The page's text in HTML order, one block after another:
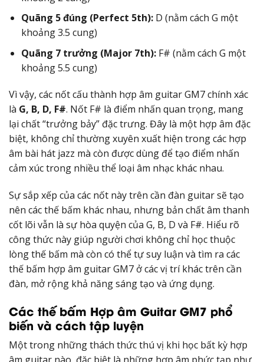
Quãng 5 đúng (Perfect 5th):D (nằm cách G một
khoảng 3.5 cung)
Quãng 7 trưởng (Major 7th):F# (nằm cách G một
khoảng 5.5 cung)
Vì vậy, các nốt cấu thành hợp âm guitar GM7 chính xác
là G, B, D, F#. Nốt F# là điểm nhấn quan trọng, mang
lại chất “trưởng bảy” đặc trưng. Đây là một hợp âm đặc
biệt, không chỉ thường xuyên xuất hiện trong các hợp
âm bài hát jazz mà còn được dùng để tạo điểm nhấn
cảm xúc trong nhiều thể loại âm nhạc khác nhau.
Sự sắp xếp của các nốt này trên cần đàn guitar sẽ tạo
nên các thế bấm khác nhau, nhưng bản chất âm thanh
cốt lõi vẫn là sự hòa quyện của G, B, D và F#. Hiểu rõ
công thức này giúp người chơi không chỉ học thuộc
lòng thế bấm mà còn có thể tự suy luận và tìm ra các
thế bấm hợp âm guitar GM7 ở các vị trí khác trên cần
đàn, mở rộng khả năng sáng tạo và ứng dụng.
Các thế bấm Hợp âm Guitar GM7 phổ
biến và cách tập luyện
Một trong những thách thức thú vị khi học bất kỳ hợp